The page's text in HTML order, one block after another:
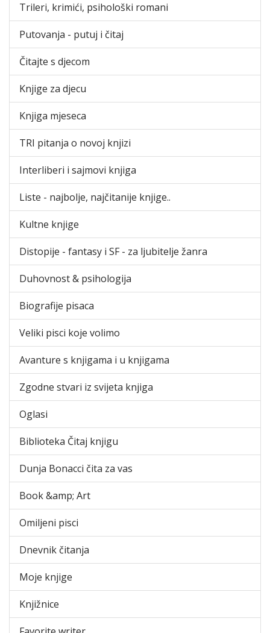
Trileri, krimići, psihološki romani
Putovanja - putuj i čitaj
Čitajte s djecom
Knjige za djecu
Knjiga mjeseca
TRI pitanja o novoj knjizi
Interliberi i sajmovi knjiga
Liste - najbolje, najčitanije knjige..
Kultne knjige
Distopije - fantasy i SF - za ljubitelje žanra
Duhovnost & psihologija
Biografije pisaca
Veliki pisci koje volimo
Avanture s knjigama i u knjigama
Zgodne stvari iz svijeta knjiga
Oglasi
Biblioteka Čitaj knjigu
Dunja Bonacci čita za vas
Book &amp; Art
Omiljeni pisci
Dnevnik čitanja
Moje knjige
Knjižnice